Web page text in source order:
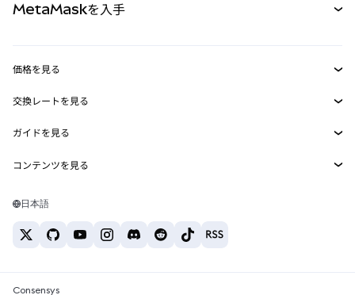
RWA
MetaMask Connect
Snaps
Web3サービス
MetaMaskを入手
セキュリティ
サポート
キャリア
お問い合わせ
価格を見る
イーサリアムの価格
Solanaの価格
Tetherの価格
交換レートを見る
ETH→USD
USDT→INR
BTC→INR
ETH→USDT
ガイドを見る
ETHの購入
USDTの購入
SHIBの購入
コンテンツを見る
Solanaウォレット
日本語
Consensys